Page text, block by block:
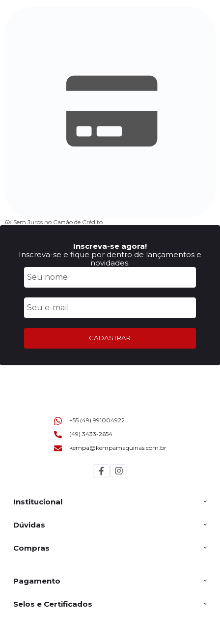
6X Sem Juros no Cartão de Crédito
Inscreva-se agora!
Inscreva-se e fique por dentro de lançamentos e
novidades.
CADASTRAR
Institucional
Dúvidas
Compras
+55 (49) 991004922
(49) 3433-2654
kempa@kempamaquinas.com.br
Pagamento
Selos e Certificados